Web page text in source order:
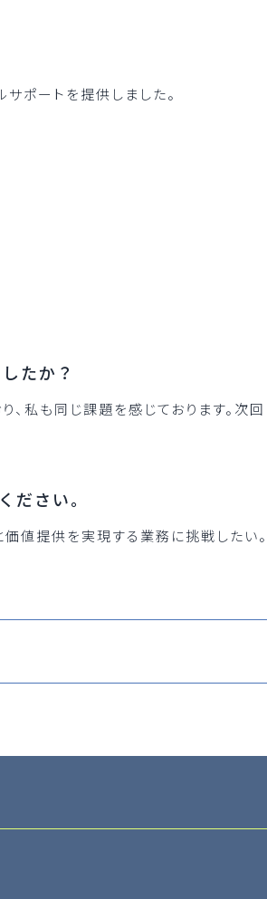
ポートを提供しました。
たか？
私も同じ課題を感じております。次回
ださい。
値提供を実現する業務に挑戦したい。